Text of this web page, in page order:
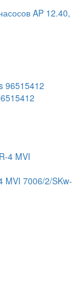
AP 12.40,
MVI 7006/2/SKw-